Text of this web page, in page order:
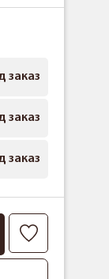
заказ
заказ
заказ